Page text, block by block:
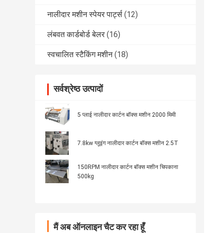
नालीदार मशीन स्पेयर पार्ट्स (12)
लंबवत कार्डबोर्ड बेलर (16)
स्वचालित स्टैकिंग मशीन (18)
सर्वश्रेष्ठ उत्पादों
5 प्लाई नालीदार कार्टन बॉक्स मशीन 2000 मिमी
7.8kw ग्लूइंग नालीदार कार्टन बॉक्स मशीन 2.5T
150RPM नालीदार कार्टन बॉक्स मशीन चिपकाना
500kg
मैं अब ऑनलाइन चैट कर रहा हूँ